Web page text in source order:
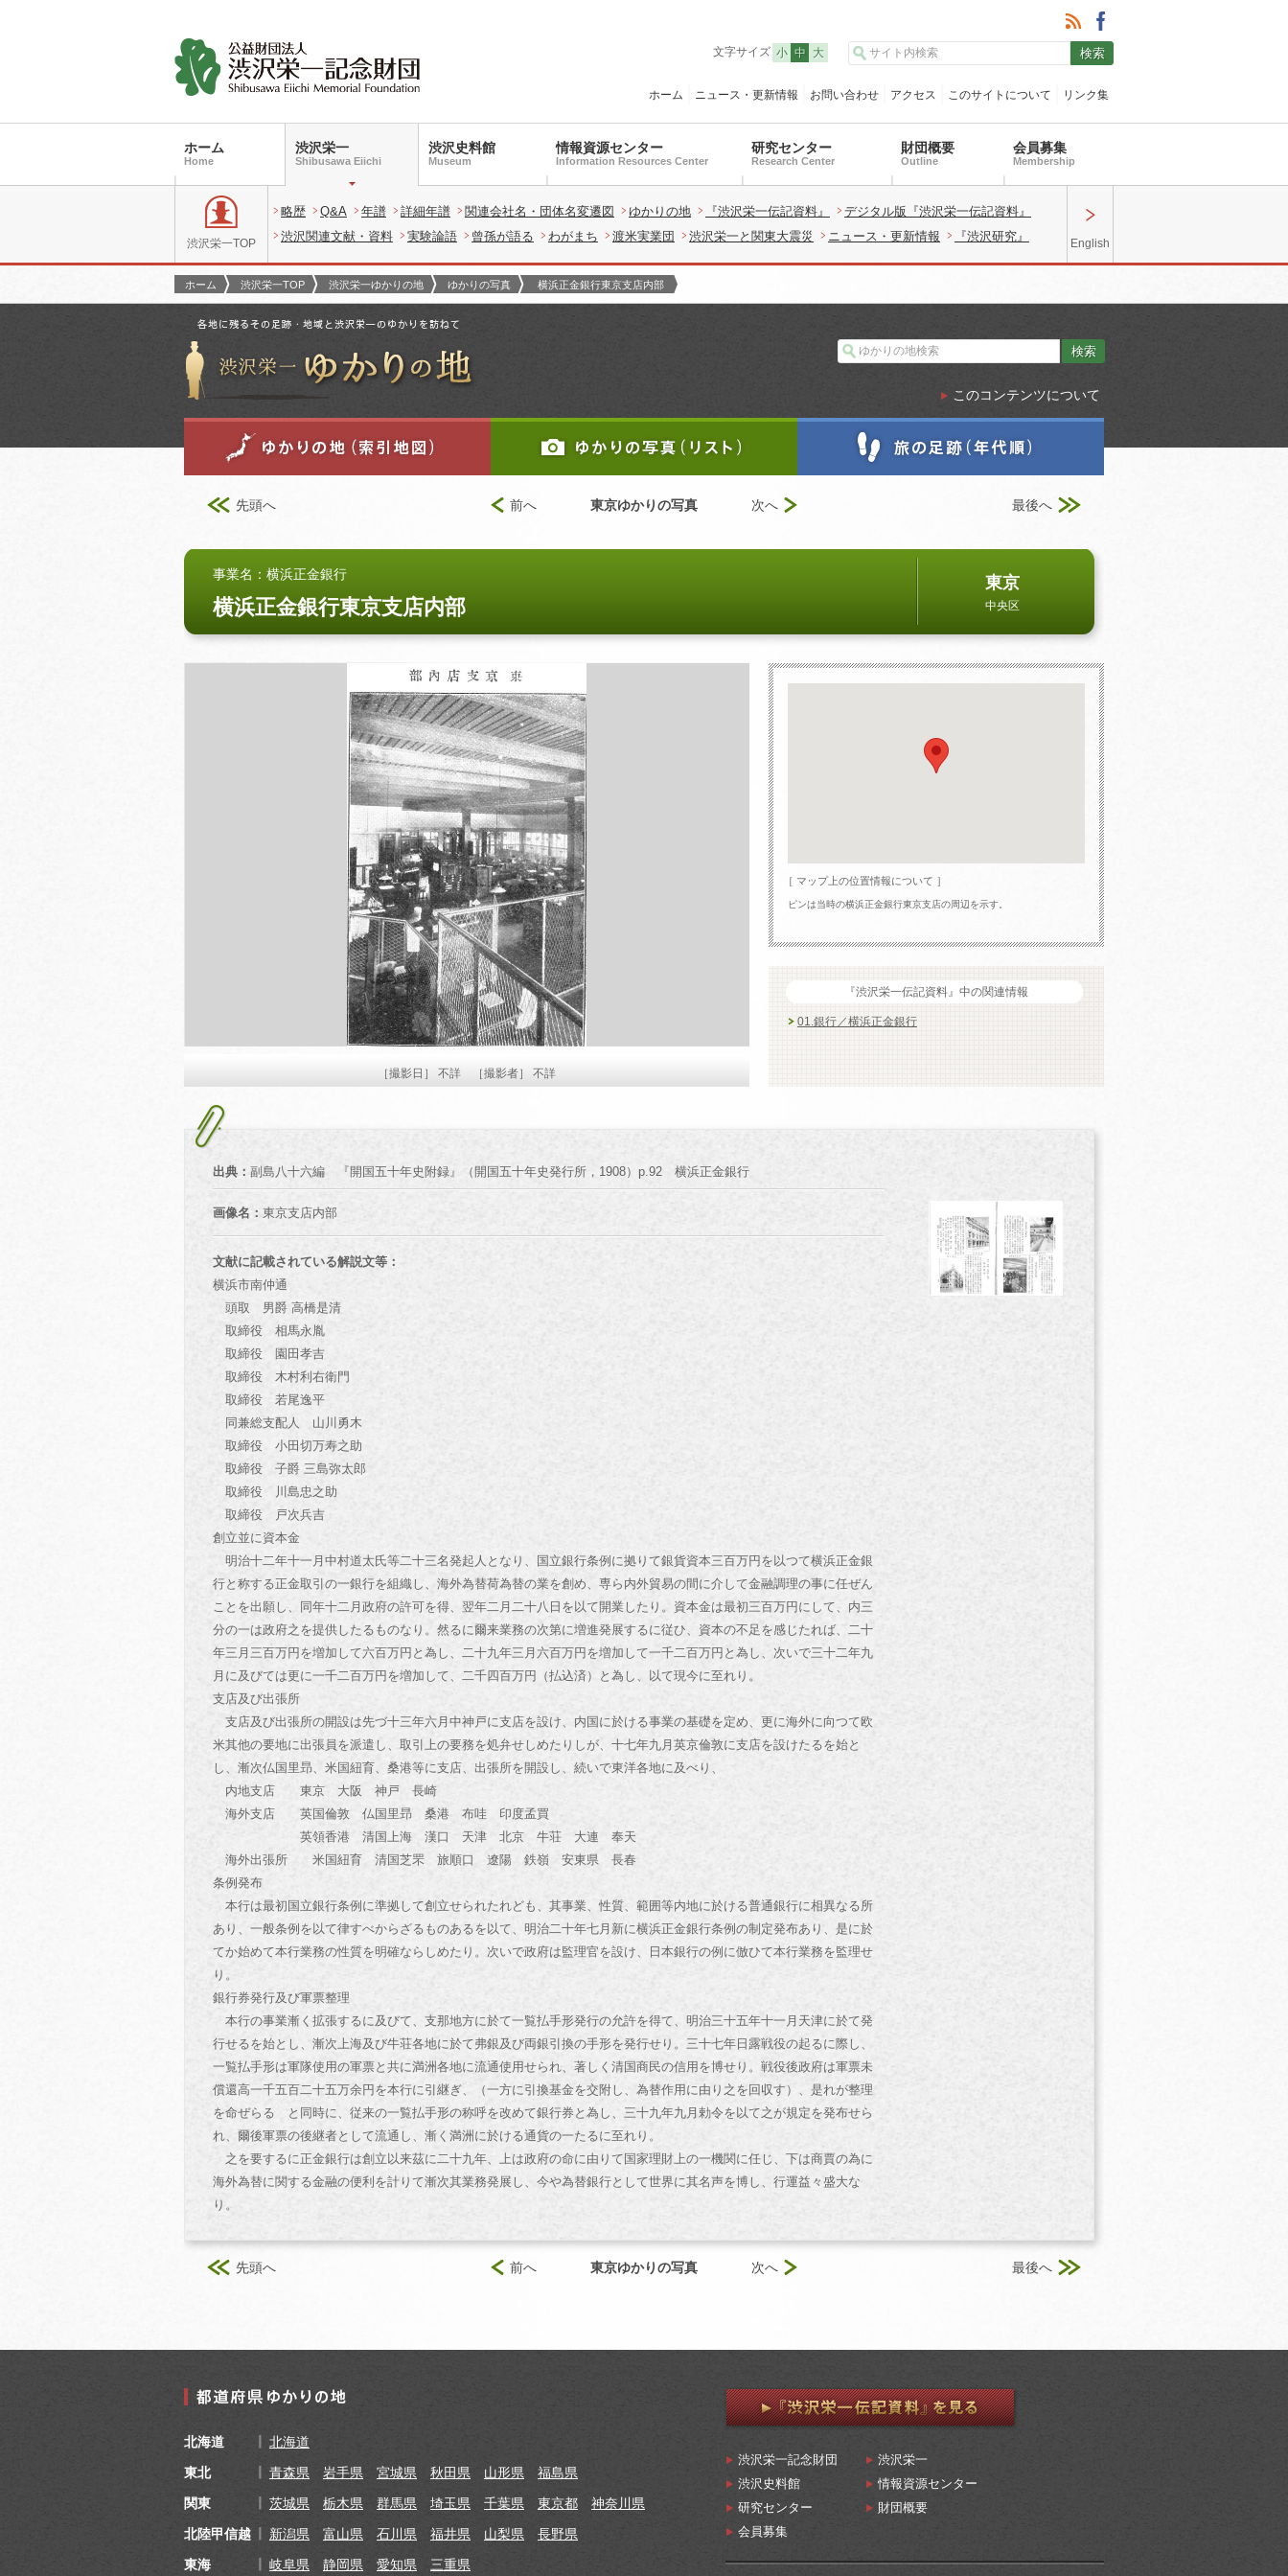
文字サイズ 小 中 大
ホーム ニュース・更新情報 お問い合わせ アクセス このサイトについて リンク集
ホーム
Home
渋沢栄一
Shibusawa Eiichi
渋沢史料館
Museum
情報資源センター
Information Resources Center
研究センター
Research Center
財団概要
Outline
会員募集
Membership
渋沢栄一TOP
略歴 Q&A 年譜 詳細年譜 関連会社名・団体名変遷図 ゆかりの地 『渋沢栄一伝記資料』
デジタル版『渋沢栄一伝記資料』
渋沢関連文献・資料
実験論語 曾孫が語る わがまち 渡米実業団 渋沢栄一と関東大震災 ニュース・更新情報 『渋沢研究』 English
ホーム 渋沢栄一TOP 渋沢栄一ゆかりの地 ゆかりの写真 横浜正金銀行東京支店内部
このコンテンツについて
先頭へ 最後へ
前へ 東京ゆかりの写真 次へ
事業名：横浜正金銀行
横浜正金銀行東京支店内部
東京
中央区
［撮影日］ 不詳 ［撮影者］ 不詳
［ マップ上の位置情報について ］
ピンは当時の横浜正金銀行東京支店の周辺を示す。
『渋沢栄一伝記資料』中の関連情報
01.銀行／横浜正金銀行
出典： 副島八十六編 『開国五十年史附録』（開国五十年史発行所，1908）p.92 横浜正金銀行
画像名： 東京支店内部
文献に記載されている解説文等：
横浜市南仲通
頭取 男爵 高橋是清
取締役 相馬永胤
取締役 園田孝吉
取締役 木村利右衛門
取締役 若尾逸平
同兼総支配人 山川勇木
取締役 小田切万寿之助
取締役 子爵 三島弥太郎
取締役 川島忠之助
取締役 戸次兵吉
創立並に資本金
明治十二年十一月中村道太氏等二十三名発起人となり、国立銀行条例に拠りて銀貨資本三百万円を以つて横浜正金銀
行と称する正金取引の一銀行を組織し、海外為替荷為替の業を創め、専ら内外貿易の間に介して金融調理の事に任ぜん
ことを出願し、同年十二月政府の許可を得、翌年二月二十八日を以て開業したり。資本金は最初三百万円にして、内三
分の一は政府之を提供したるものなり。然るに爾来業務の次第に増進発展するに従ひ、資本の不足を感じたれば、二十
年三月三百万円を増加して六百万円と為し、二十九年三月六百万円を増加して一千二百万円と為し、次いで三十二年九
月に及びては更に一千二百万円を増加して、二千四百万円（払込済）と為し、以て現今に至れり。
支店及び出張所
支店及び出張所の開設は先づ十三年六月中神戸に支店を設け、内国に於ける事業の基礎を定め、更に海外に向つて欧
米其他の要地に出張員を派遣し、取引上の要務を処弁せしめたりしが、十七年九月英京倫敦に支店を設けたるを始と
し、漸次仏国里昻、米国紐育、桑港等に支店、出張所を開設し、続いで東洋各地に及べり、
内地支店 東京 大阪 神戸 長崎
海外支店 英国倫敦 仏国里昻 桑港 布哇 印度孟買
英領香港 清国上海 漢口 天津 北京 牛荘 大連 奉天
海外出張所 米国紐育 清国芝罘 旅順口 遼陽 鉄嶺 安東県 長春
条例発布
本行は最初国立銀行条例に準拠して創立せられたれども、其事業、性質、範囲等内地に於ける普通銀行に相異なる所
あり、一般条例を以て律すべからざるものあるを以て、明治二十年七月新に横浜正金銀行条例の制定発布あり、是に於
てか始めて本行業務の性質を明確ならしめたり。次いで政府は監理官を設け、日本銀行の例に倣ひて本行業務を監理せ
り。
銀行券発行及び軍票整理
本行の事業漸く拡張するに及びて、支那地方に於て一覧払手形発行の允許を得て、明治三十五年十一月天津に於て発
行せるを始とし、漸次上海及び牛荘各地に於て弗銀及び両銀引換の手形を発行せり。三十七年日露戦役の起るに際し、
一覧払手形は軍隊使用の軍票と共に満洲各地に流通使用せられ、著しく清国商民の信用を博せり。戦役後政府は軍票未
償還高一千五百二十五万余円を本行に引継ぎ、（一方に引換基金を交附し、為替作用に由り之を回収す）、是れが整理
を命ぜらるゝと同時に、従来の一覧払手形の称呼を改めて銀行券と為し、三十九年九月勅令を以て之が規定を発布せら
れ、爾後軍票の後継者として流通し、漸く満洲に於ける通貨の一たるに至れり。
之を要するに正金銀行は創立以来茲に二十九年、上は政府の命に由りて国家理財上の一機関に任じ、下は商賈の為に
海外為替に関する金融の便利を計りて漸次其業務発展し、今や為替銀行として世界に其名声を博し、行運益々盛大な
り。
先頭へ 最後へ
前へ 東京ゆかりの写真 次へ
北海道
北海道
東北
青森県 岩手県 宮城県 秋田県 山形県
福島県
関東
茨城県 栃木県 群馬県 埼玉県 千葉県 東京都
神奈川県
北陸甲信越
新潟県 富山県 石川県 福井県 山梨県
長野県
東海
岐阜県 静岡県 愛知県 三重県
渋沢栄一記念財団
渋沢栄一
渋沢史料館
情報資源センター
研究センター
財団概要
会員募集